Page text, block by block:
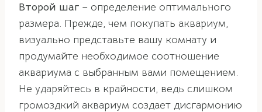
Второй шаг – определение оптимального
размера. Прежде, чем покупать аквариум,
визуально представьте вашу комнату и
продумайте необходимое соотношение
аквариума с выбранным вами помещением.
Не ударяйтесь в крайности, ведь слишком
громоздкий аквариум создает дисгармонию